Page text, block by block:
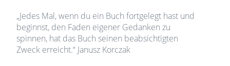
„Jedes Mal, wenn du ein Buch fortgelegt hast und
beginnst, den Faden eigener Gedanken zu
spinnen, hat das Buch seinen beabsichtigten
Zweck erreicht.“ Janusz Korczak